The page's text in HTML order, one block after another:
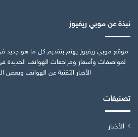
نبذة عن موبي ريفيوز
موقع موبي ريفيوز يهتم بتقديم كل ما هو جديد
لمواصفات وأسعار ومراجعات الهواتف الجديدة
الأخبار التقنية عن الهواتف وبعض
تصنيفات
الأخبار